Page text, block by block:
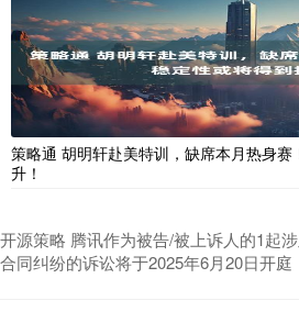
策略通 胡明轩赴美特训，缺席本月热身
升！
开源策略 腾讯作为被告/被上诉人的1起
合同纠纷的诉讼将于2025年6月20日开庭